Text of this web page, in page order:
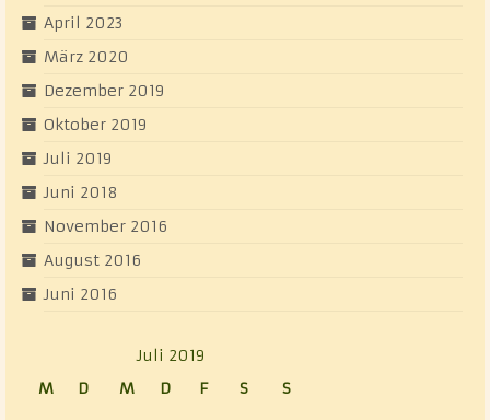
April 2023
März 2020
Dezember 2019
Oktober 2019
Juli 2019
Juni 2018
November 2016
August 2016
Juni 2016
Juli 2019
M
D M D F S S